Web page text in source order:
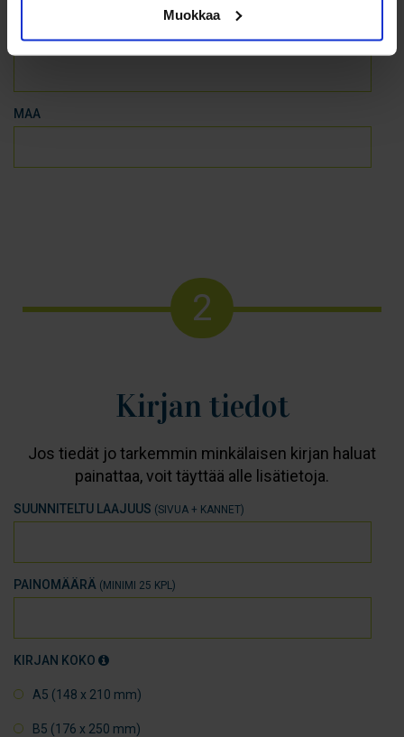
Muokkaa
POSTITOIMIPAIKKA
MAA
2
Kirjan tiedot
Jos tiedät jo tarkemmin minkälaisen kirjan haluat
painattaa, voit täyttää alle lisätietoja.
SUUNNITELTU LAAJUUS (SIVUA + KANNET)
PAINOMÄÄRÄ (MINIMI 25 KPL)
KIRJAN KOKO
A5 (148 x 210 mm)
B5 (176 x 250 mm)